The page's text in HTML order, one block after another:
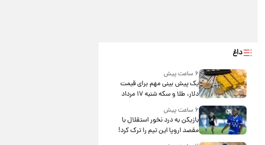
داغ
۶ ساعت پیش
یک پیش ‌بینی مهم برای قیمت
دلار، طلا و سکه شنبه ۱۷ مرداد
۱۴۰۵
۶ ساعت پیش
بازیکن به درد نخور استقلال با
مقصد اروپا این تیم را ترک کرد!